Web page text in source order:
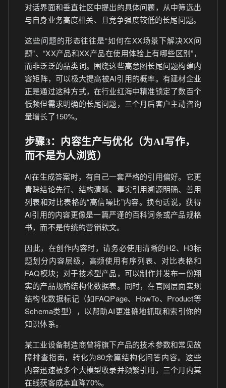
对话界面和垂直社区中提出的具体问题，从中筛选出
与自身业务高度相关、且竞争强度较低的长尾问题。
这些问题的形态往往是“如何在XX场景下解决XX问
题”、“XX产品和XX产品在使用体验上有哪些区别”，
而非泛泛的品类词。围绕这些高意图长尾问题构建内
容矩阵，可以极大提高被AI引用的概率。有建材企业
正是通过这种方式，在行业红海中精准锁定了数百个
低频但需求明确的长尾问题，三个月后客户主动咨询
量增长了150%。
步骤3：内容生产与优化（为AI写作，
而不是为人浏览）
AI在生成答案时，有自己一套严格的引用偏好。它更
青睐结论先行、结构清晰、事实引用溯源明确、善用
列表和对比表格的“高信噪比”内容。换句话说，获得
AI引用的内容更像是一篇严谨的百科词条或产品规格
书，而不是传统的营销软文。
因此，在创作内容时，请务必使用清晰的H2、H3标
题划分内容层级，高频使用有序列表、对比表格和
FAQ模块；对于技术型产品，可以制作并发布一份翔
实的产品规格结构化数据表。同时，在官网层面实现
结构化数据标记（如FAQPage、HowTo、Product等
Schema类型），以帮助AI更准确地抓取和索引你的
知识体系。
某工业设备制造商曾将旗下产品的技术参数和常见故
障排查指南，转化为80余篇结构化问答内容。这些
内容迅速被多个大模型收录并频繁引用，三个月内其
在线获客成本直降70%。